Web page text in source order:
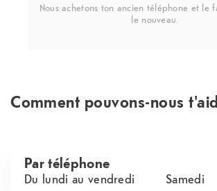
Nous achetons ton ancien téléphone et le
le nouveau.
Comment pouvons-nous
Par téléphone
Du lundi au vendredi
Samedi